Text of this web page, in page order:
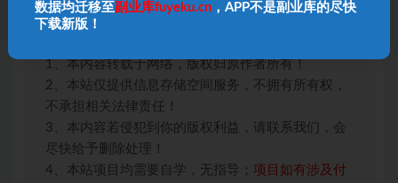
1、本内容转载于网络，版权归原作者所有！
2、本站仅提供信息存储空间服务，不拥有所有权，
不承担相关法律责任！
3、本内容若侵犯到你的版权利益，请联系我们，会
尽快给予删除处理！
4、本站项目均需要自学，无指导； 项目如有涉及付
数据均迁移至副业库fuyeku.cn ，APP不是副业库的尽快
下载新版！